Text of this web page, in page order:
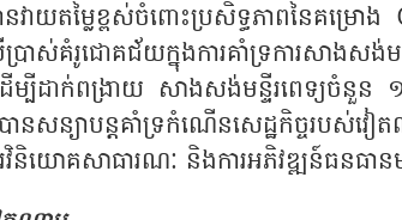
ាយតម្លៃខ្ពស់ចំពោះប្រសិទ្ធភាពនៃគម្រ
ស់គំរូជោគជ័យក្នុងការគាំទ្រការសាងសង់
ម្បីដាក់ពង្រាយ សាងសង់មន្ទីរពេទ្យចំនួន
ន្យាបន្តគាំទ្រកំណើនសេដ្ឋកិច្ចរបស់វ
និយោគសាធារណៈ និងការអភិវឌ្ឍន៍ធនធា